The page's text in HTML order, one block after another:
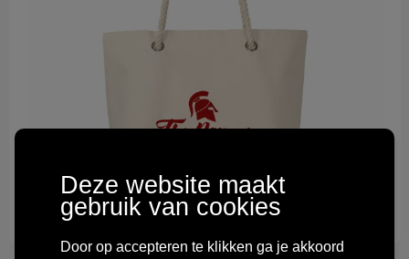
Technologie & gadgets
Deze website maakt
gebruik van cookies
Door op accepteren te klikken ga je akkoord